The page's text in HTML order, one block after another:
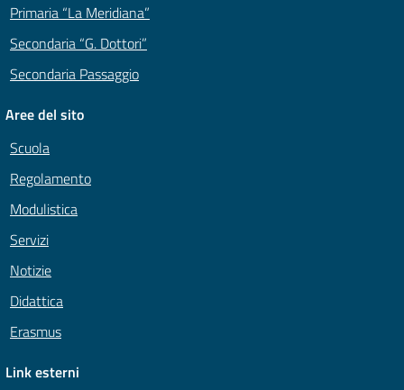
Primaria “La Meridiana”
Secondaria “G. Dottori”
Secondaria Passaggio
Aree del sito
Scuola
Regolamento
Modulistica
Servizi
Notizie
Didattica
Erasmus
Link esterni